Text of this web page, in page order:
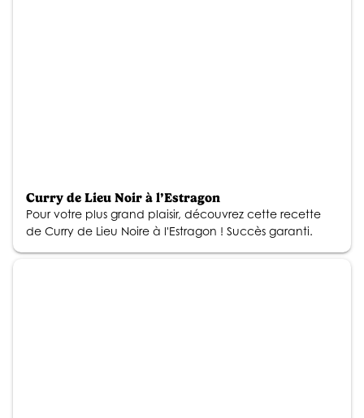
Curry de Lieu Noir à l’Estragon
Pour votre plus grand plaisir, découvrez cette recette
de Curry de Lieu Noire à l'Estragon ! Succès garanti.